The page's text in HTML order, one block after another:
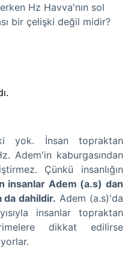
Hz Havva'nın sol
bir çelişki değil midir?
yok. İnsan topraktan
Adem'in kaburgasından
Çünkü insanlığın
insanlar Adem (a.s) dan
da dahildir. Adem (a.s)'da
insanlar topraktan
dikkat edilirse